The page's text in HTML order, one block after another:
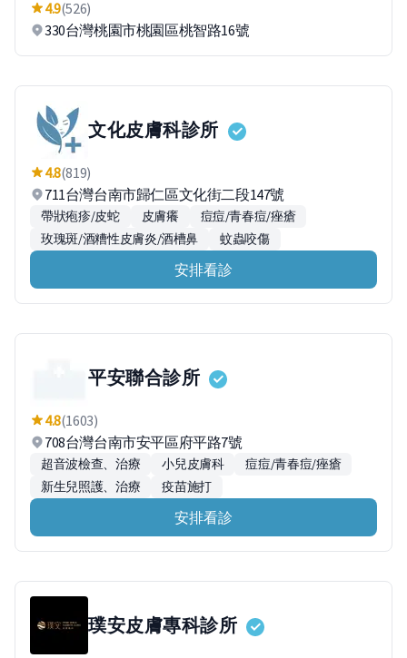
4.9(526)
330台灣桃園市桃園區桃智路16號
文化皮膚科診所
4.8(819)
711台灣台南市歸仁區文化街二段147號
帶狀疱疹/皮蛇 皮膚癢
痘痘/青春痘/痤瘡
玫瑰斑/酒糟性皮膚炎/酒槽鼻
蚊蟲咬傷
安排看診
平安聯合診所
4.8(1603)
708台灣台南市安平區府平路7號
超音波檢查、治療 小兒皮膚科
痘痘/青春痘/痤瘡
新生兒照護、治療
疫苗施打
安排看診
璞安皮膚專科診所